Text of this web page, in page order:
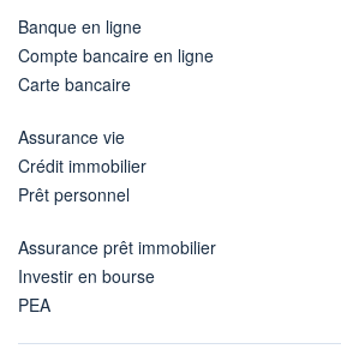
Banque en ligne
Compte bancaire en ligne
Carte bancaire
Assurance vie
Crédit immobilier
Prêt personnel
Assurance prêt immobilier
Investir en bourse
PEA